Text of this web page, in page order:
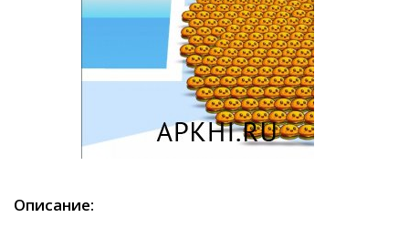
Описание: